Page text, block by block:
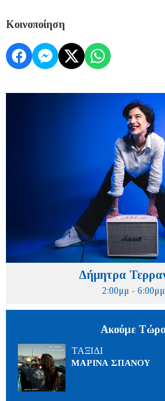
Κοινοποίηση
Δήμητρα
2:00μμ - 6:00μμ
Ακούμε
ΤΑΞΙΔΙ
ΜΑΡΙΝΑ ΣΠΑΝΟΥ